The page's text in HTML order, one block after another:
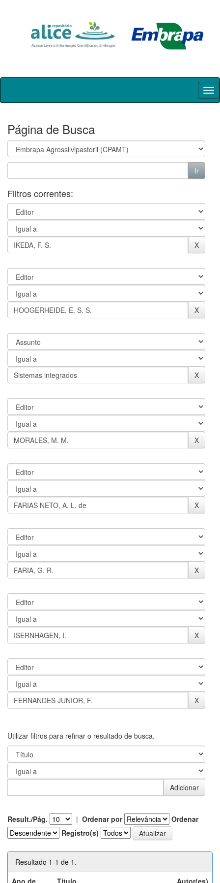
Skip
Página de Busca
Filtros correntes:
Utilizar filtros para refinar o resultado de busca.
Result./Pág. | Ordenar por
Ordenar
Registro(s)
Resultado 1-1 de 1.
Ano de
Título Autor(es)